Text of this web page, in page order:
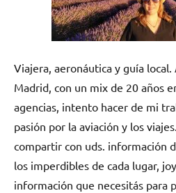
Viajera, aeronáutica y guía
Madrid, con un mix de 20 años
agencias, intento hacer de mi
pasión por la aviación y los
compartir con uds. información
los imperdibles de cada lugar,
información que necesitás para